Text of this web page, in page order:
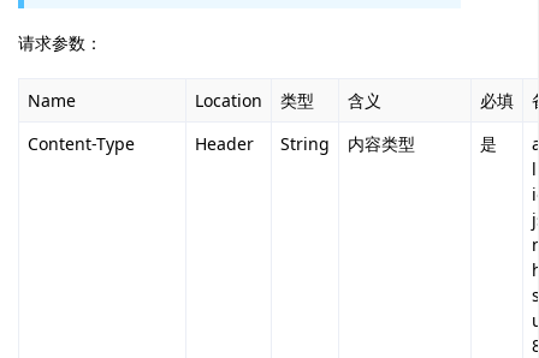
请求参数：
Name Location 类型 含义 必填
Content-Type
Header String 内容类型 是